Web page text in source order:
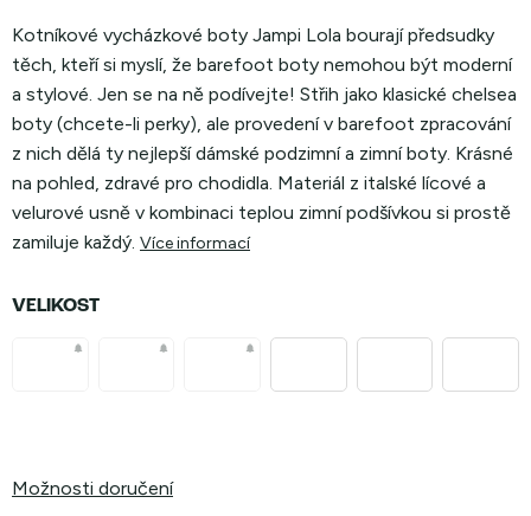
Kotníkové vycházkové boty Jampi Lola bourají předsudky
těch, kteří si myslí, že barefoot boty nemohou být moderní
a stylové. Jen se na ně podívejte! Střih jako klasické chelsea
boty (chcete-li perky), ale provedení v barefoot zpracování
z nich dělá ty nejlepší dámské podzimní a zimní boty. Krásné
na pohled, zdravé pro chodidla. Materiál z italské lícové a
velurové usně v kombinaci teplou zimní podšívkou si prostě
zamiluje každý. Více informací
VELIKOST
Možnosti doručení